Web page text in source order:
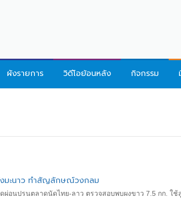
ผังรายการ วิดีโอย้อนหลัง กิจกรรม
มะนาว ทำสัญลักษณ์วงกลม
ดผ่อนปรนตลาดนัดไทย-ลาว ตรวจสอบพบผงขาว 7.5 กก.